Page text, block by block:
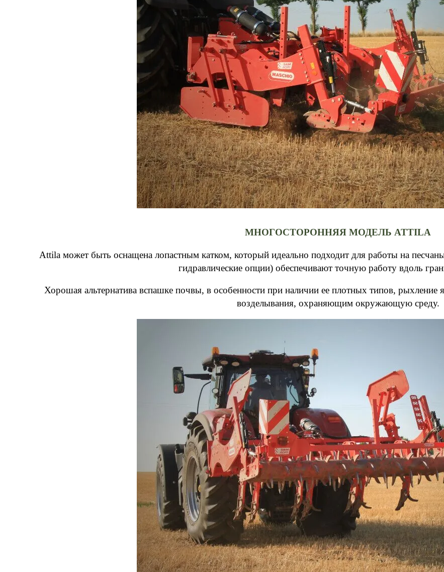
МНОГОСТОРОННЯЯ МОДЕЛЬ ATTILA
Attila может быть оснащена лопастным катком, который идеально подходит для работы на
гидравлические опции) обеспечивают точную работу вдоль
Хорошая альтернатива вспашке почвы, в особенности при наличии ее плотных типов, рыхление
возделывания, охраняющим окружающую среду.